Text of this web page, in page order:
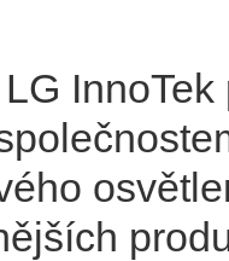
InnoTek